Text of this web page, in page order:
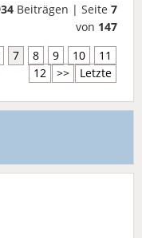
Beiträgen | Seite 7
von 147
7 8 9 10
11
12
>> Letzte